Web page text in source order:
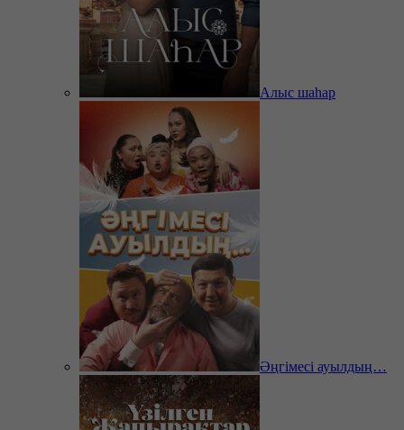
Алыс шаһар
Әңгімесі ауылдың…